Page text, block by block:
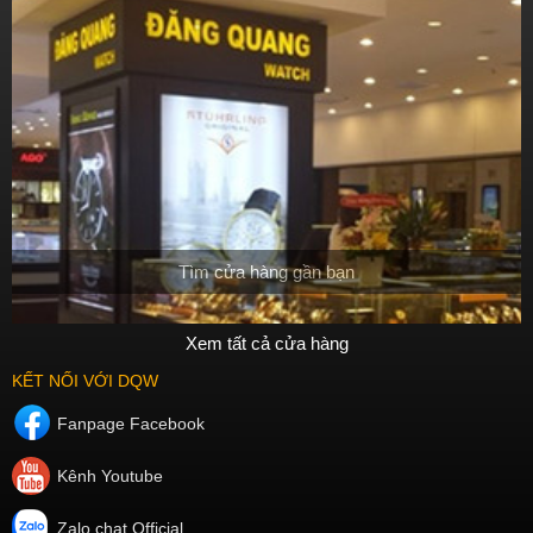
Tìm cửa hàng gần bạn
Xem tất cả cửa hàng
KẾT NỐI VỚI DQW
Fanpage Facebook
Kênh Youtube
Zalo chat Official